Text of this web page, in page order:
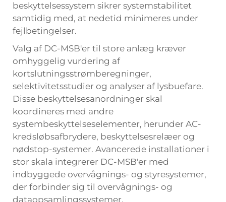
beskyttelsessystem sikrer systemstabilitet
samtidig med, at nedetid minimeres under
fejlbetingelser.
Valg af DC-MSB'er til store anlæg kræver
omhyggelig vurdering af
kortslutningsstrømberegninger,
selektivitetsstudier og analyser af lysbuefare.
Disse beskyttelsesanordninger skal
koordineres med andre
systembeskyttelseselementer, herunder AC-
kredsløbsafbrydere, beskyttelsesrelæer og
nødstop-systemer. Avancerede installationer i
stor skala integrerer DC-MSB'er med
indbyggede overvågnings- og styresystemer,
der forbinder sig til overvågnings- og
dataopsamlingssystemer.